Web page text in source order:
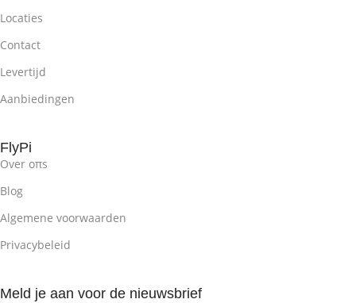
Locaties
Contact
Levertijd
Aanbiedingen
FlyPi
Over oπs
Blog
Algemene voorwaarden
Privacybeleid
Meld je aan voor de nieuwsbrief